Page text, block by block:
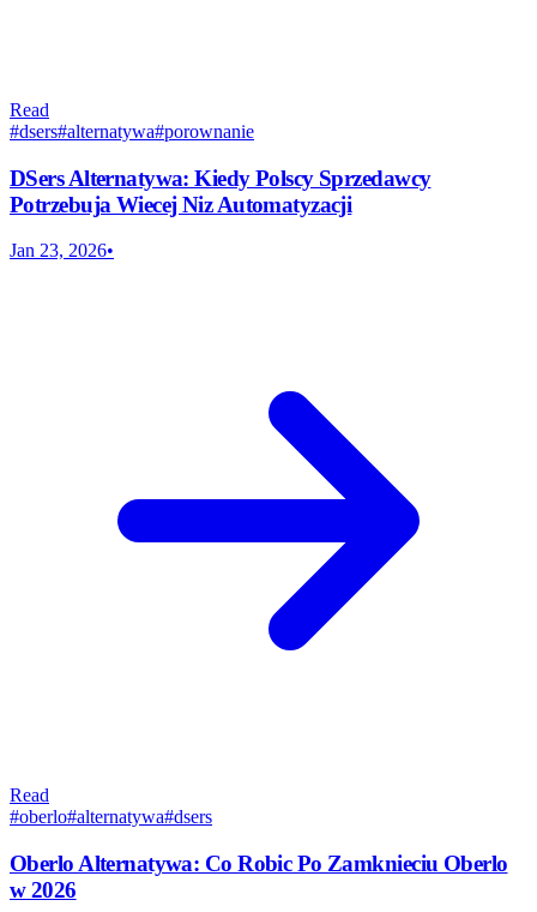
Read
#dsers#alternatywa#porownanie
DSers Alternatywa: Kiedy Polscy Sprzedawcy
Potrzebuja Wiecej Niz Automatyzacji
Jan 23, 2026•
Read
#oberlo#alternatywa#dsers
Oberlo Alternatywa: Co Robic Po Zamknieciu Oberlo
w 2026